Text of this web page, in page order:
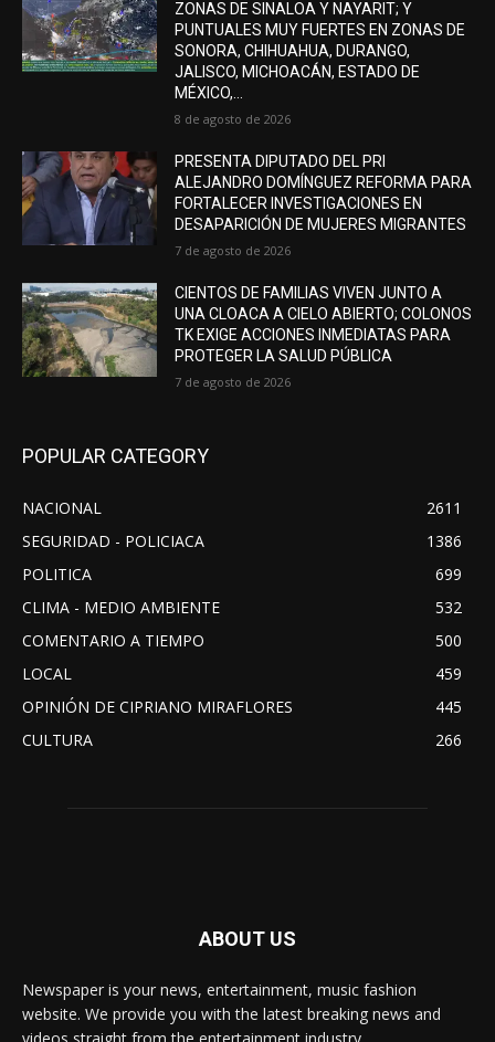
ZONAS DE SINALOA Y NAYARIT; Y
PUNTUALES MUY FUERTES EN ZONAS DE
SONORA, CHIHUAHUA, DURANGO,
JALISCO, MICHOACÁN, ESTADO DE
MÉXICO,...
8 de agosto de 2026
PRESENTA DIPUTADO DEL PRI
ALEJANDRO DOMÍNGUEZ REFORMA PARA
FORTALECER INVESTIGACIONES EN
DESAPARICIÓN DE MUJERES MIGRANTES
7 de agosto de 2026
CIENTOS DE FAMILIAS VIVEN JUNTO A
UNA CLOACA A CIELO ABIERTO; COLONOS
TK EXIGE ACCIONES INMEDIATAS PARA
PROTEGER LA SALUD PÚBLICA
7 de agosto de 2026
POPULAR CATEGORY
NACIONAL
2611
SEGURIDAD - POLICIACA
1386
POLITICA
699
CLIMA - MEDIO AMBIENTE
532
COMENTARIO A TIEMPO
500
LOCAL
459
OPINIÓN DE CIPRIANO MIRAFLORES
445
CULTURA
266
ABOUT US
Newspaper is your news, entertainment, music fashion
website. We provide you with the latest breaking news and
videos straight from the entertainment industry.